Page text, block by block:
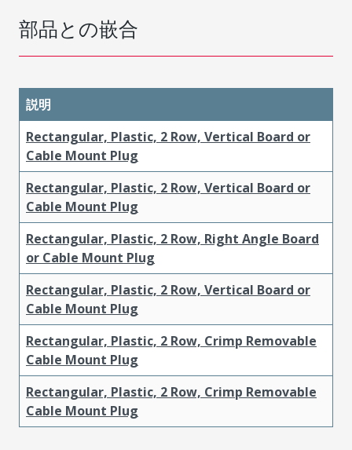
部品との嵌合
説明
Rectangular, Plastic, 2 Row, Vertical Board or
Cable Mount Plug
Rectangular, Plastic, 2 Row, Vertical Board or
Cable Mount Plug
Rectangular, Plastic, 2 Row, Right Angle Board
or Cable Mount Plug
Rectangular, Plastic, 2 Row, Vertical Board or
Cable Mount Plug
Rectangular, Plastic, 2 Row, Crimp Removable
Cable Mount Plug
Rectangular, Plastic, 2 Row, Crimp Removable
Cable Mount Plug